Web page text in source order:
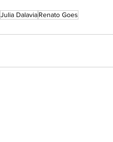
Julia DalaviaRenato Goes